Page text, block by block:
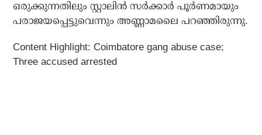
ഒരുക്കുന്നതിലും സ്റ്റാലിന്‍ സര്‍ക്കാര്‍ പൂര്‍ണമായും
പരാജയപ്പെട്ടുവെന്നും അണ്ണാമലൈ പറഞ്ഞിരുന്നു.
Content Highlight: Coimbatore gang abuse case;
Three accused arrested